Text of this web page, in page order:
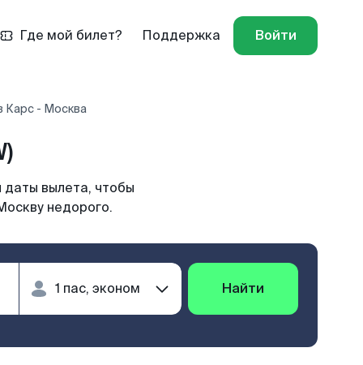
Где мой билет? Поддержка Войти
Карс - Москва
вылета, чтобы
недорого.
Найти